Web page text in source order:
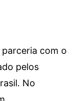
com o
pelos
No